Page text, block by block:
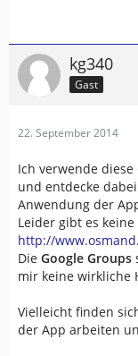
kg340
Gast
22. September 2014
Ich verwende
und entdecke
Anwendung der
Leider gibt es
http://
Die Google Groups
mir keine wirkliche
Vielleicht finden
der App arbeiten